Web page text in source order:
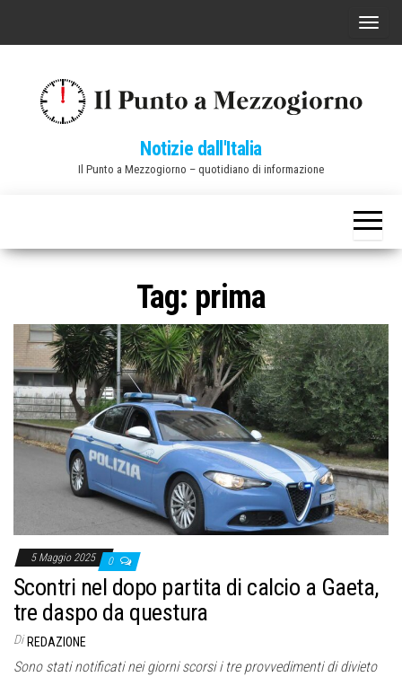
C
a
v
a
z
i
o
n
e
Notizie dall'Italia
Il Punto a Mezzogiorno – quotidiano di informazione
Tag: prima
5 Maggio 2025 0
Scontri nel dopo partita di calcio a Gaeta,
tre daspo da questura
Di REDAZIONE
Sono stati notificati nei giorni scorsi i tre provvedimenti di divieto